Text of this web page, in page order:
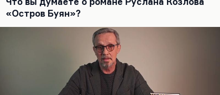
да, они пытались его остановить, а мир его
заслужил.
Я стал рассказывать эту историю Айтматову, как
сейчас помню, в самолёте. Летели мы в Баку на
какое-то мероприятие. Я ему…
«Остров Буян»?